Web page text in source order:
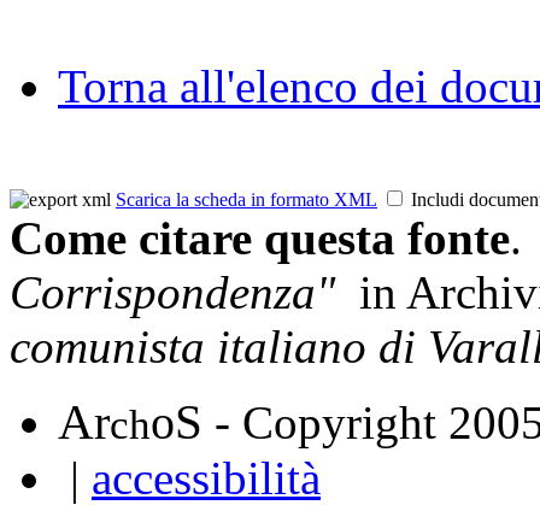
Torna all'elenco dei
Scarica la scheda in formato XML Includi
Come citare questa fonte.
Corrispondenza"in
comunista italiano di
ArchoS - Copyright
| accessibilità